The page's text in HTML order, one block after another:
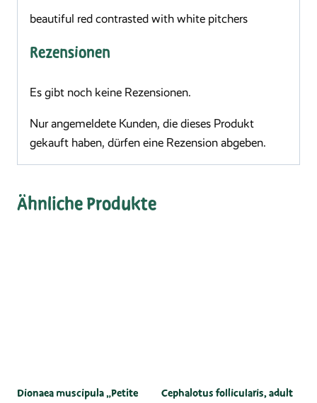
beautiful red contrasted with white pitchers
Rezensionen
Es gibt noch keine Rezensionen.
Nur angemeldete Kunden, die dieses Produkt
gekauft haben, dürfen eine Rezension abgeben.
Ähnliche Produkte
Dionaea muscipula „Petite
Cephalotus follicularis, adult